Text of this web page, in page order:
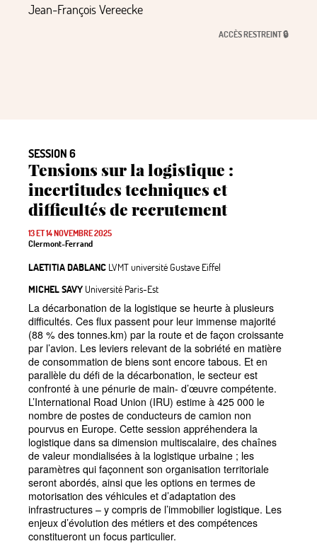
Jean-François Vereecke
ACCÈS RESTREINT 🔒
SESSION 6
Tensions sur la logistique :
incertitudes techniques et
difficultés de recrutement
13 ET 14 NOVEMBRE 2025
Clermont-Ferrand
LAETITIA DABLANC LVMT université Gustave Eiffel
MICHEL SAVY Université Paris-Est
La décarbonation de la logistique se heurte à plusieurs
difficultés. Ces flux passent pour leur immense majorité
(88 % des tonnes.km) par la route et de façon croissante
par l’avion. Les leviers relevant de la sobriété en matière
de consommation de biens sont encore tabous. Et en
parallèle du défi de la décarbonation, le secteur est
confronté à une pénurie de main- d’œuvre compétente.
L’International Road Union (IRU) estime à 425 000 le
nombre de postes de conducteurs de camion non
pourvus en Europe. Cette session appréhendera la
logistique dans sa dimension multiscalaire, des chaînes
de valeur mondialisées à la logistique urbaine ; les
paramètres qui façonnent son organisation territoriale
seront abordés, ainsi que les options en termes de
motorisation des véhicules et d’adaptation des
infrastructures – y compris de l’immobilier logistique. Les
enjeux d’évolution des métiers et des compétences
constitueront un focus particulier.